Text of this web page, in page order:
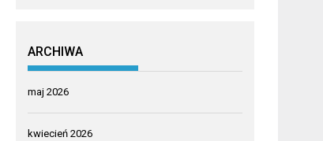
ARCHIWA
maj 2026
kwiecień 2026